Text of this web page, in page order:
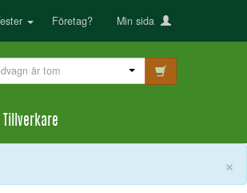
Företag? Min sida
är tom
Tillverkare
×